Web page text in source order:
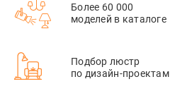
Более 60 000
моделей в каталоге
Подбор люстр
по дизайн-проектам